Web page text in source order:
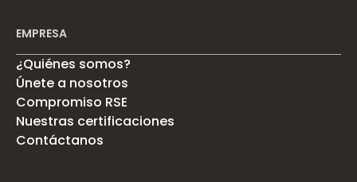
EMPRESA
¿Quiénes somos?
Únete a nosotros
Compromiso RSE
Nuestras certificaciones
Contáctanos